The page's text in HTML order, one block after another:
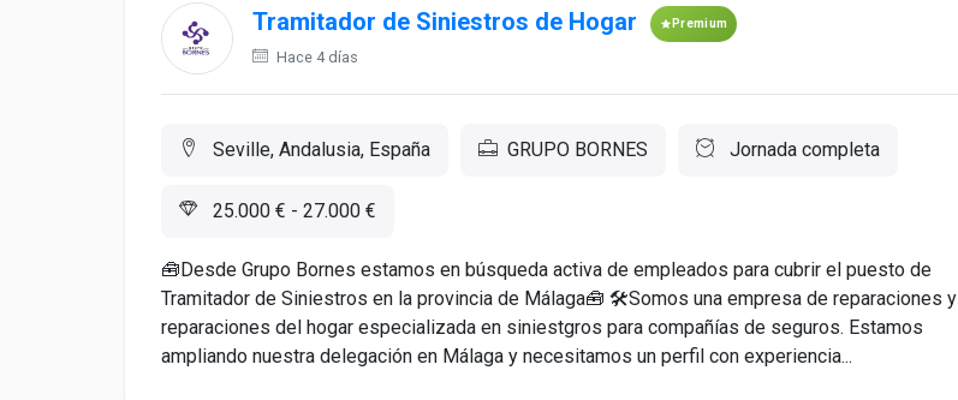
Tramitador de Siniestros de Hogar Premium
Hace 4 días
Seville, Andalusia, España GRUPO BORNES Jornada completa
25.000 € - 27.000 €
🧰Desde Grupo Bornes estamos en búsqueda activa de empleados para cubrir el puesto de
Tramitador de Siniestros en la provincia de Málaga🧰 🛠️Somos una empresa de reparaciones y
reparaciones del hogar especializada en siniestgros para compañías de seguros. Estamos
ampliando nuestra delegación en Málaga y necesitamos un perfil con experiencia...